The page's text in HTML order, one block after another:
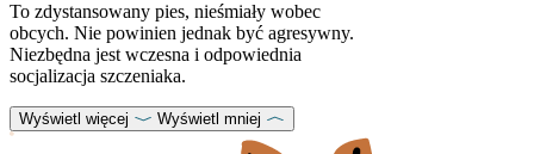
To zdystansowany pies, nieśmiały wobec
obcych. Nie powinien jednak być agresywny.
Niezbędna jest wczesna i odpowiednia
socjalizacja szczeniaka.
Wyświetl więcej Wyświetl mniej